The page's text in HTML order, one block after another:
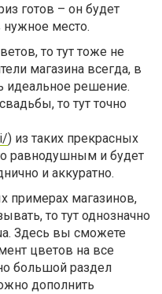
готов – он будет
место.
то тут тоже не
магазина всегда, в
идеальное решение.
то тут точно
) из таких прекрасных
равнодушным и будет
и аккуратно.
примерах магазинов,
то тут однозначно
Здесь вы сможете
цветов на все
большой раздел
дополнить